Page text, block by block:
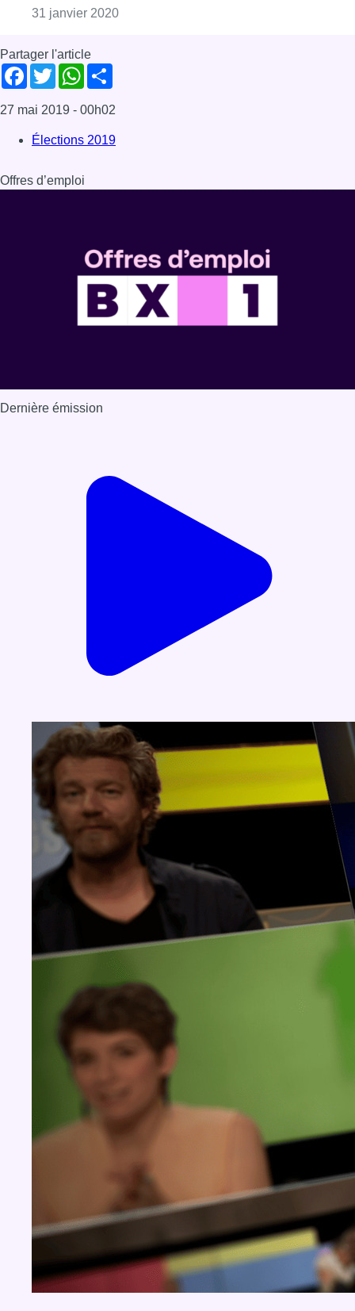
31 janvier 2020Consulter l'article "Formation fédérale :
Partager l'article
Facebook
TwitterWhatsApp
27 mai 2019 - 00h02
Élections 2019
Offres d’emploi
Dernière émission